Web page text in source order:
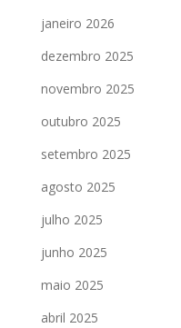
janeiro 2026
dezembro 2025
novembro 2025
outubro 2025
setembro 2025
agosto 2025
julho 2025
junho 2025
maio 2025
abril 2025